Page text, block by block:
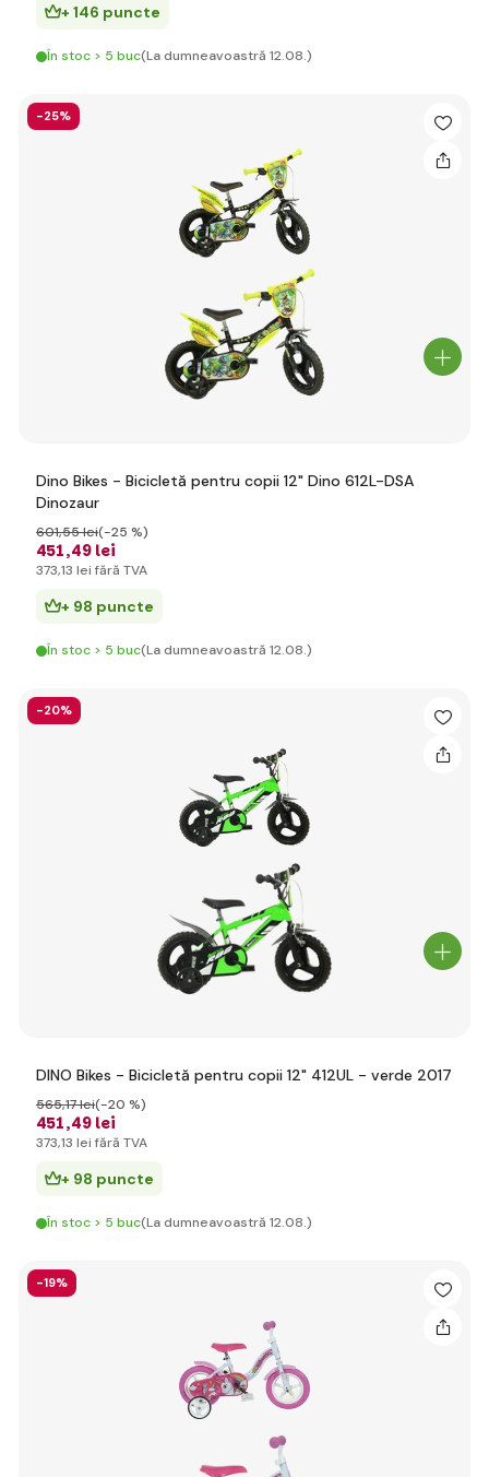
+ 146 puncte
În stoc > 5 buc(La dumneavoastră 12.08.)
-25%
Dino Bikes - Bicicletă pentru copii 12" Dino 612L-DSA
Dinozaur
451,49 lei
601,55 lei(-25 %)
373,13 lei fără TVA
+ 98 puncte
În stoc > 5 buc(La dumneavoastră 12.08.)
-20%
DINO Bikes - Bicicletă pentru copii 12" 412UL - verde 2017
451,49 lei
565,17 lei(-20 %)
373,13 lei fără TVA
+ 98 puncte
În stoc > 5 buc(La dumneavoastră 12.08.)
-19%